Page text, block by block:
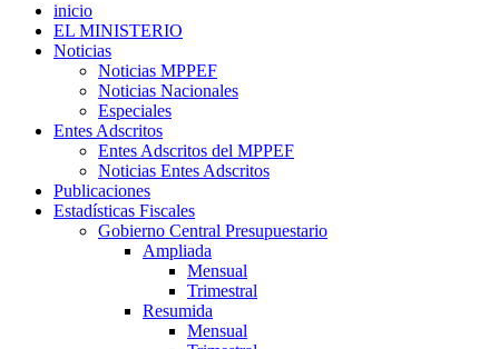
inicio
EL MINISTERIO
Noticias
Noticias MPPEF
Noticias Nacionales
Especiales
Entes Adscritos
Entes Adscritos del MPPEF
Noticias Entes Adscritos
Publicaciones
Estadísticas Fiscales
Gobierno Central Presupuestario
Ampliada
Mensual
Trimestral
Resumida
Mensual